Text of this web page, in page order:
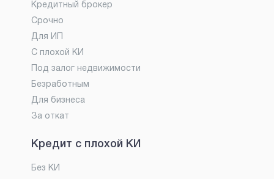
Кредитный брокер
Срочно
Для ИП
С плохой КИ
Под залог недвижимости
Безработным
Для бизнеса
За откат
Кредит с плохой КИ
Без КИ